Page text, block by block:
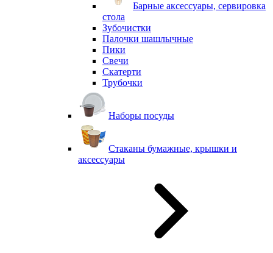
Барные аксессуары, сервировка
стола
Зубочистки
Палочки шашлычные
Пики
Свечи
Скатерти
Трубочки
Наборы посуды
Стаканы бумажные, крышки и
аксессуары